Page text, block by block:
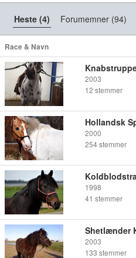
Heste (4) Forumemner (94)
Race & Navn
2003
12 stemmer
Hollandsk
2000
254 stemmer
1998
41 stemmer
Shetlænder
2003
133 stemmer